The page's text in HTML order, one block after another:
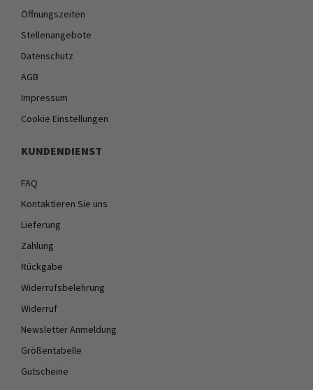
Öffnungszeiten
Stellenangebote
Datenschutz
AGB
Impressum
Cookie Einstellungen
KUNDENDIENST
FAQ
Kontaktieren Sie uns
Lieferung
Zahlung
Rückgabe
Widerrufsbelehrung
Widerruf
Newsletter Anmeldung
Größentabelle
Gutscheine